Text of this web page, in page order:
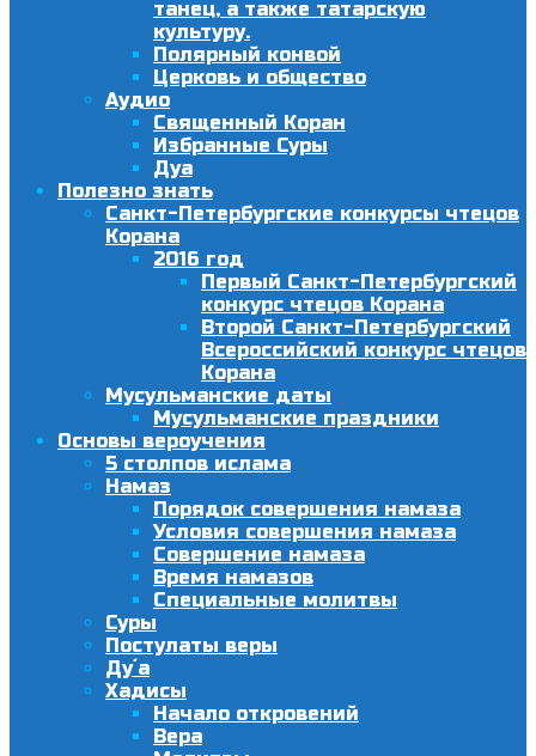
танец, а также татарскую
культуру.
Полярный конвой
Церковь и общество
Аудио
Священный Коран
Избранные Суры
Дуа
Полезно знать
Санкт-Петербургские конкурсы чтецов
Корана
2016 год
Первый Санкт-Петербургский
конкурс чтецов Корана
Второй Санкт-Петербургский
Всероссийский конкурс чтецов
Корана
Мусульманские даты
Мусульманские праздники
Основы вероучения
5 столпов ислама
Намаз
Порядок совершения намаза
Условия совершения намаза
Совершение намаза
Время намазов
Специальные молитвы
Суры
Постулаты веры
Ду´а
Хадисы
Начало откровений
Вера